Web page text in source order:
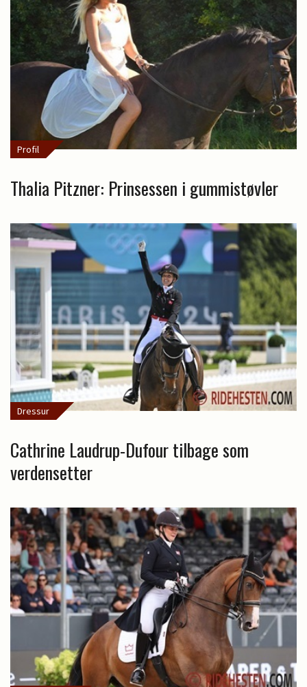
Profil
Thalia Pitzner: Prinsessen i gummistøvler
Dressur
Cathrine Laudrup-Dufour tilbage som
verdensetter